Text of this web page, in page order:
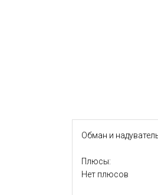
Обман и
Плюсы:
Нет плюсов